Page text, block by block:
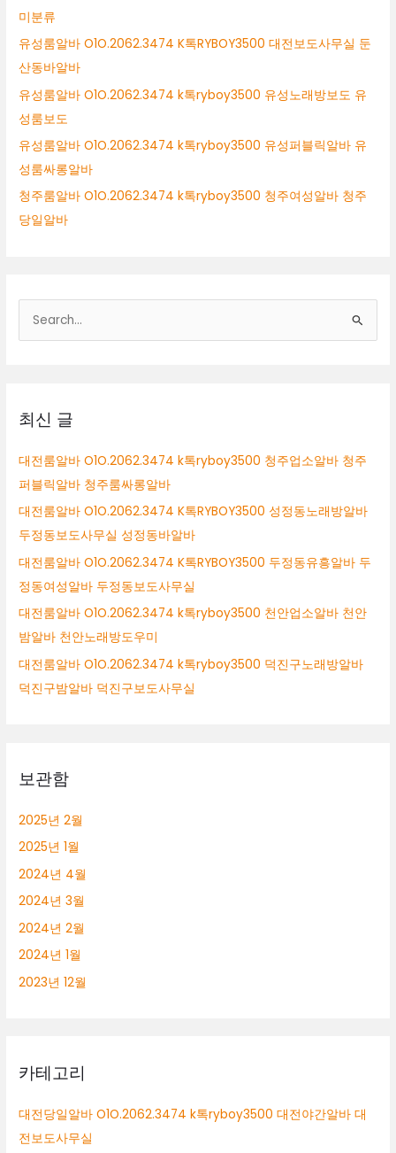
미분류
유성룸알바 O1O.2062.3474 K톡RYBOY3500 대전보도사무실 둔
산동바알바
유성룸알바 O1O.2062.3474 k톡ryboy3500 유성노래방보도 유
성룸보도
유성룸알바 O1O.2062.3474 k톡ryboy3500 유성퍼블릭알바 유
성룸싸롱알바
청주룸알바 O1O.2062.3474 k톡ryboy3500 청주여성알바 청주
당일알바
색
최신 글
대전룸알바 O1O.2062.3474 k톡ryboy3500 청주업소알바 청주
퍼블릭알바 청주룸싸롱알바
대전룸알바 O1O.2062.3474 K톡RYBOY3500 성정동노래방알바
두정동보도사무실 성정동바알바
대전룸알바 O1O.2062.3474 K톡RYBOY3500 두정동유흥알바 두
정동여성알바 두정동보도사무실
대전룸알바 O1O.2062.3474 k톡ryboy3500 천안업소알바 천안
밤알바 천안노래방도우미
대전룸알바 O1O.2062.3474 k톡ryboy3500 덕진구노래방알바
덕진구밤알바 덕진구보도사무실
보관함
2025년 2월
2025년 1월
2024년 4월
2024년 3월
2024년 2월
2024년 1월
2023년 12월
카테고리
대전당일알바 O1O.2062.3474 k톡ryboy3500 대전야간알바 대
전보도사무실